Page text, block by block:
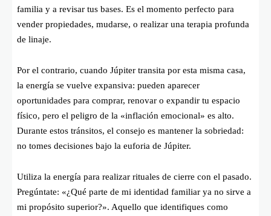
familia y a revisar tus bases. Es el momento perfecto para
vender propiedades, mudarse, o realizar una terapia profunda
de linaje.
Por el contrario, cuando Júpiter transita por esta misma casa,
la energía se vuelve expansiva: pueden aparecer
oportunidades para comprar, renovar o expandir tu espacio
físico, pero el peligro de la «inflación emocional» es alto.
Durante estos tránsitos, el consejo es mantener la sobriedad:
no tomes decisiones bajo la euforia de Júpiter.
Utiliza la energía para realizar rituales de cierre con el pasado.
Pregúntate: «¿Qué parte de mi identidad familiar ya no sirve a
mi propósito superior?». Aquello que identifiques como